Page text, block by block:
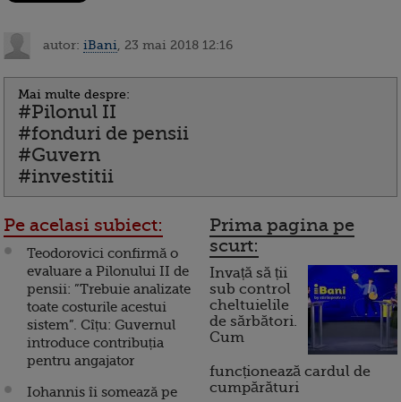
autor: iBani , 23 mai 2018 12:16
Mai multe despre:
#Pilonul II
#fonduri de pensii
#Guvern
#investitii
Pe acelasi subiect:
Teodorovici confirmă o
evaluare a Pilonului II de
pensii: ”Trebuie analizate
toate costurile acestui
sistem”. Cîțu: Guvernul
introduce contribuția
pentru angajator
Iohannis îi somează pe
Prima pagina pe
scurt:
Invață să ții
sub control
cheltuielile
de sărbători.
Cum
funcționează cardul de
cumpărături